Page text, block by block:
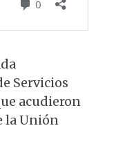
Servicios
acudieron
la Unión